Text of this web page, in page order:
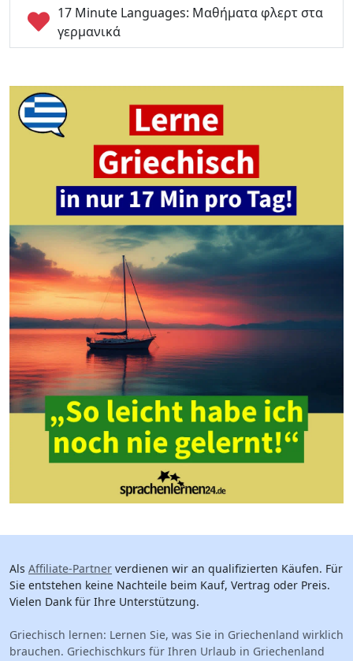
17 Minute Languages: Μαθήματα φλερτ στα
γερμανικά
Als Affiliate-Partner verdienen wir an qualifizierten Käufen. Für
Sie entstehen keine Nachteile beim Kauf, Vertrag oder Preis.
Vielen Dank für Ihre Unterstützung.
Griechisch lernen: Lernen Sie, was Sie in Griechenland wirklich
brauchen. Griechischkurs für Ihren Urlaub in Griechenland